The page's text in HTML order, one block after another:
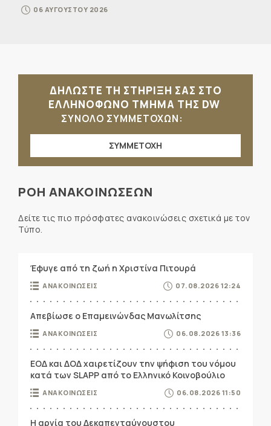
06 ΑΥΓΟΥΣΤΟΥ 2026
ΔΗΛΩΣΤΕ ΤΗ ΣΤΗΡΙΞΗ ΣΑΣ ΣΤΟ
ΕΛΛΗΝΟΦΩΝΟ ΤΜΗΜΑ ΤΗΣ DW
ΣΥΝΟΛΟ ΣΥΜΜΕΤΟΧΩΝ:
ΣΥΜΜΕΤΟΧΗ
ΡΟΗ ΑΝΑΚΟΙΝΩΣΕΩΝ
Δείτε τις πιο πρόσφατες ανακοινώσεις σχετικά με τον
Τύπο.
Έφυγε από τη ζωή η Χριστίνα Πιτουρά
ΑΝΑΚΟΙΝΩΣΕΙΣ 07.08.2026 12:24
Απεβίωσε ο Επαμεινώνδας Μανωλίτσης
ΑΝΑΚΟΙΝΩΣΕΙΣ 06.08.2026 13:36
ΕΟΔ και ΔΟΔ χαιρετίζουν την ψήφιση του νόμου
κατά των SLAPP από το Ελληνικό Κοινοβούλιο
ΑΝΑΚΟΙΝΩΣΕΙΣ 06.08.2026 11:50
Η αργία του Δεκαπενταύγουστου